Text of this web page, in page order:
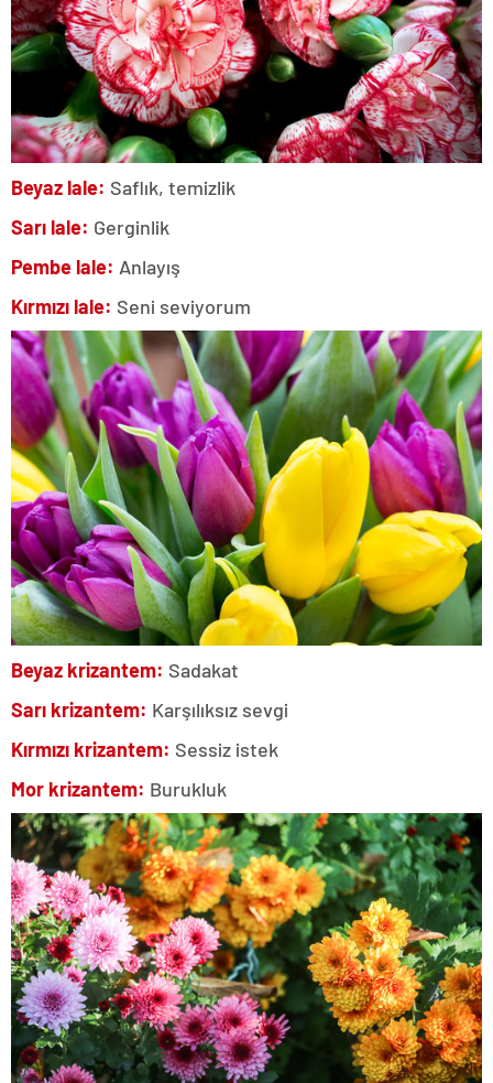
Beyaz lale: Saflık, temizlik
Sarı lale: Gerginlik
Pembe lale: Anlayış
Kırmızı lale: Seni seviyorum
Beyaz krizantem: Sadakat
Sarı krizantem: Karşılıksız sevgi
Kırmızı krizantem: Sessiz istek
Mor krizantem: Burukluk